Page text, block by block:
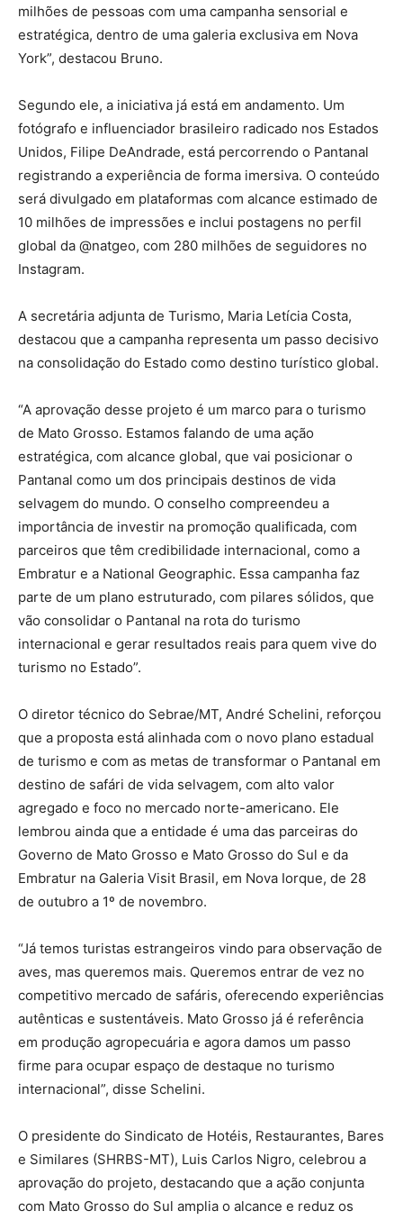
milhões de pessoas com uma campanha sensorial e
estratégica, dentro de uma galeria exclusiva em Nova
York”, destacou Bruno.
Segundo ele, a iniciativa já está em andamento. Um
fotógrafo e influenciador brasileiro radicado nos Estados
Unidos, Filipe DeAndrade, está percorrendo o Pantanal
registrando a experiência de forma imersiva. O conteúdo
será divulgado em plataformas com alcance estimado de
10 milhões de impressões e inclui postagens no perfil
global da @natgeo, com 280 milhões de seguidores no
Instagram.
A secretária adjunta de Turismo, Maria Letícia Costa,
destacou que a campanha representa um passo decisivo
na consolidação do Estado como destino turístico global.
“A aprovação desse projeto é um marco para o turismo
de Mato Grosso. Estamos falando de uma ação
estratégica, com alcance global, que vai posicionar o
Pantanal como um dos principais destinos de vida
selvagem do mundo. O conselho compreendeu a
importância de investir na promoção qualificada, com
parceiros que têm credibilidade internacional, como a
Embratur e a National Geographic. Essa campanha faz
parte de um plano estruturado, com pilares sólidos, que
vão consolidar o Pantanal na rota do turismo
internacional e gerar resultados reais para quem vive do
turismo no Estado”.
O diretor técnico do Sebrae/MT, André Schelini, reforçou
que a proposta está alinhada com o novo plano estadual
de turismo e com as metas de transformar o Pantanal em
destino de safári de vida selvagem, com alto valor
agregado e foco no mercado norte-americano. Ele
lembrou ainda que a entidade é uma das parceiras do
Governo de Mato Grosso e Mato Grosso do Sul e da
Embratur na Galeria Visit Brasil, em Nova Iorque, de 28
de outubro a 1º de novembro.
“Já temos turistas estrangeiros vindo para observação de
aves, mas queremos mais. Queremos entrar de vez no
competitivo mercado de safáris, oferecendo experiências
autênticas e sustentáveis. Mato Grosso já é referência
em produção agropecuária e agora damos um passo
firme para ocupar espaço de destaque no turismo
internacional”, disse Schelini.
O presidente do Sindicato de Hotéis, Restaurantes, Bares
e Similares (SHRBS-MT), Luis Carlos Nigro, celebrou a
aprovação do projeto, destacando que a ação conjunta
com Mato Grosso do Sul amplia o alcance e reduz os